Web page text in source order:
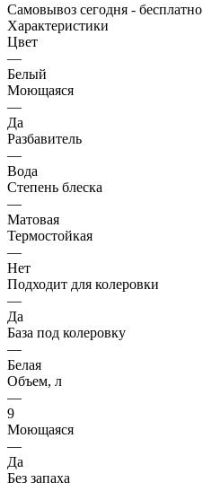
Самовывоз сегодня - бесплатно
Характеристики
Цвет
—
Белый
Моющаяся
—
Да
Разбавитель
—
Вода
Степень блеска
—
Матовая
Термостойкая
—
Нет
Подходит для колеровки
—
Да
База под колеровку
—
Белая
Объем, л
—
9
Моющаяся
—
Да
Без запаха